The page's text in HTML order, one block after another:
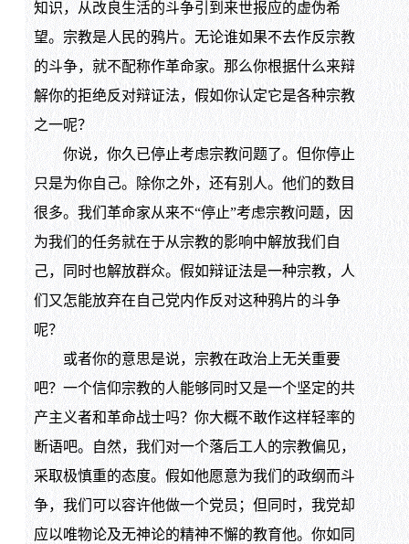
知识，从改良生活的斗争引到来世报应的虚伪希
望。宗教是人民的鸦片。无论谁如果不去作反宗教
的斗争，就不配称作革命家。那么你根据什么来辩
解你的拒绝反对辩证法，假如你认定它是各种宗教
之一呢？
你说，你久已停止考虑宗教问题了。但你停止
只是为你自己。除你之外，还有别人。他们的数目
很多。我们革命家从来不“停止”考虑宗教问题，因
为我们的任务就在于从宗教的影响中解放我们自
己，同时也解放群众。假如辩证法是一种宗教，人
们又怎能放弃在自己党内作反对这种鸦片的斗争
呢？
或者你的意思是说，宗教在政治上无关重要
吧？一个信仰宗教的人能够同时又是一个坚定的共
产主义者和革命战士吗？你大概不敢作这样轻率的
断语吧。自然，我们对一个落后工人的宗教偏见，
采取极慎重的态度。假如他愿意为我们的政纲而斗
争，我们可以容许他做一个党员；但同时，我党却
应以唯物论及无神论的精神不懈的教育他。你如同